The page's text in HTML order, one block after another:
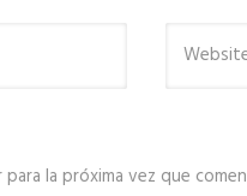
la próxima vez que